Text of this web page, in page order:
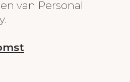
van Personal